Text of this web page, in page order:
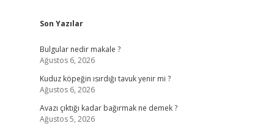
Sidebar
Son Yazılar
Bulgular nedir makale ?
Ağustos 6, 2026
Kuduz köpeğin ısırdığı tavuk yenir mi ?
Ağustos 6, 2026
Avazı çıktığı kadar bağırmak ne demek ?
Ağustos 5, 2026